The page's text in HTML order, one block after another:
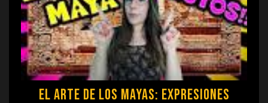
El Arte de los Mayas: Expresiones